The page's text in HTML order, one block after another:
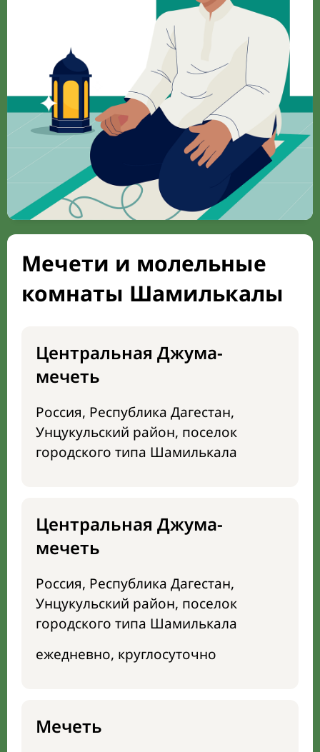
Мечети и молельные
комнаты Шамилькалы
Центральная Джума-
мечеть
Россия, Республика Дагестан,
Унцукульский район, поселок
городского типа Шамилькала
Центральная Джума-
мечеть
Россия, Республика Дагестан,
Унцукульский район, поселок
городского типа Шамилькала
ежедневно, круглосуточно
Мечеть